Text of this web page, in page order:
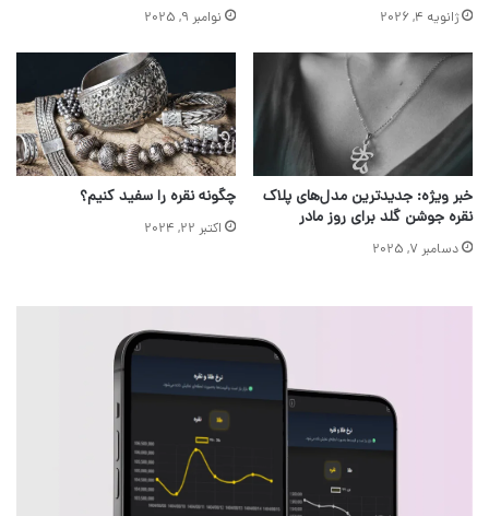
ژانویه 4, 2026 نوامبر 9, 2025
خبر ویژه: جدیدترین مدل‌های پلاک
نقره جوشن گلد برای روز مادر
دسامبر 7, 2025
چگونه نقره را سفید کنیم؟
اکتبر 22, 2024